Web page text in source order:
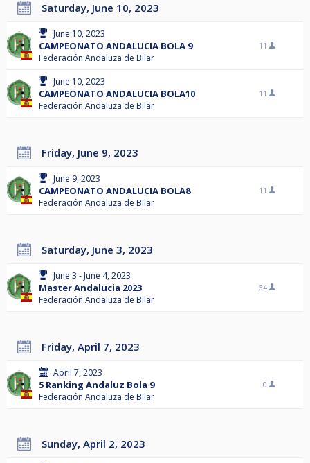
Saturday, June 10, 2023
June 10, 2023
CAMPEONATO ANDALUCIA BOLA 9
Federación Andaluza de Bilar
11
June 10, 2023
CAMPEONATO ANDALUCIA BOLA10
Federación Andaluza de Bilar
11
Friday, June 9, 2023
June 9, 2023
CAMPEONATO ANDALUCIA BOLA8
Federación Andaluza de Bilar
11
Saturday, June 3, 2023
June 3 - June 4, 2023
Master Andalucia 2023
Federación Andaluza de Bilar
64
Friday, April 7, 2023
April 7, 2023
5 Ranking Andaluz Bola 9
Federación Andaluza de Bilar
0
Sunday, April 2, 2023